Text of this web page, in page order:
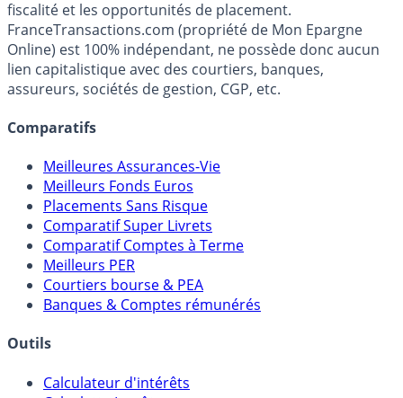
Média indépendant de référence sur l'épargne, la
fiscalité et les opportunités de placement.
FranceTransactions.com (propriété de Mon Epargne
Online) est 100% indépendant, ne possède donc aucun
lien capitalistique avec des courtiers, banques,
Meilleures Assurances-Vie
Meilleurs Fonds Euros
Placements Sans Risque
Comparatif Super Livrets
Comparatif Comptes à Terme
Meilleurs PER
Courtiers bourse & PEA